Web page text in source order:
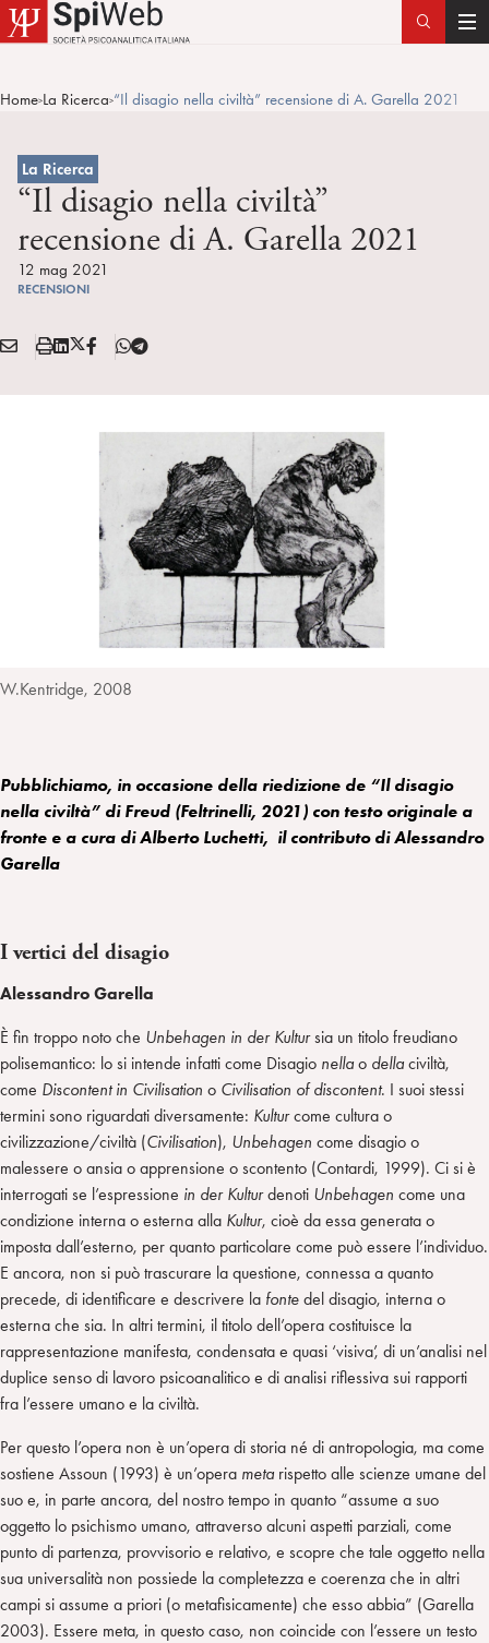
T
o
Home>La Ricerca>“Il disagio nella civiltà” recensione di A. Garella 2021
La Ricerca
“Il disagio nella civiltà”
recensione di A. Garella 2021
12 mag 2021
RECENSIONI
Condividi:
E
A
S
a
L
n
X
T
F
T
l
m
W.Kentridge, 2008
Pubblichiamo, in occasione della riedizione de “Il disagio
nella civiltà” di Freud (Feltrinelli, 2021) con testo originale a
fronte e a cura di Alberto Luchetti, il contributo di Alessandro
Garella
I vertici del disagio
Alessandro Garella
È fin troppo noto che Unbehagen in der Kultursia un titolo freudiano
polisemantico: lo si intende infatti come Disagio nellao dellaciviltà,
come Discontent in Civilisation o Civilisation of discontent. I suoi stessi
termini sono riguardati diversamente: Kulturcome cultura o
civilizzazione/civiltà (Civilisation), Unbehagen come disagio o
malessere o ansia o apprensione o scontento (Contardi, 1999). Ci si è
interrogati se l’espressione in der Kulturdenoti Unbehagen come una
condizione interna o esterna alla Kultur, cioè da essa generata o
imposta dall’esterno, per quanto particolare come può essere l’individuo.
E ancora, non si può trascurare la questione, connessa a quanto
precede, di identificare e descrivere la fonte del disagio, interna o
esterna che sia. In altri termini, il titolo dell’opera costituisce la
rappresentazione manifesta, condensata e quasi ‘visiva’, di un’analisi nel
duplice senso di lavoro psicoanalitico e di analisi riflessiva sui rapporti
fra l’essere umano e la civiltà.
Per questo l’opera non è un’opera di storia né di antropologia, ma come
sostiene Assoun (1993) è un’opera metarispetto alle scienze umane del
suo e, in parte ancora, del nostro tempo in quanto “assume a suo
oggetto lo psichismo umano, attraverso alcuni aspetti parziali, come
punto di partenza, provvisorio e relativo, e scopre che tale oggetto nella
sua universalità non possiede la completezza e coerenza che in altri
campi si assume a priori (o metafisicamente) che esso abbia” (Garella
2003). Essere meta, in questo caso, non coincide con l’essere un testo